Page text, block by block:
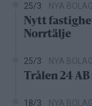
25/3 NYA BOLAG
Nytt
Norrtälje
25/3 NYA BOLAG
Trålen 24
18/3 NYA BOLAG